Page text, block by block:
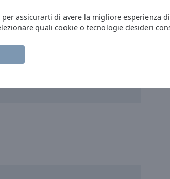
per assicurarti di avere la migliore esperienza
quali cookie o tecnologie desideri